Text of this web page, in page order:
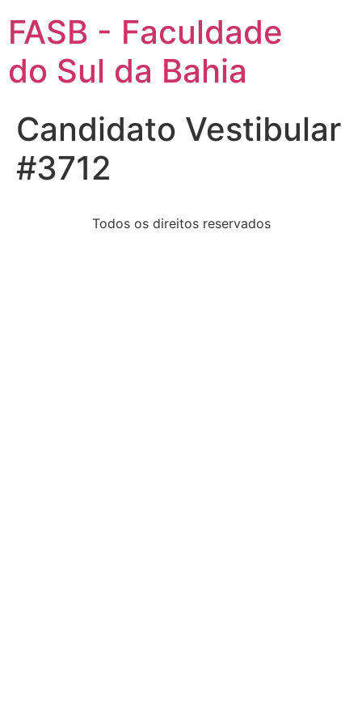
FASB - Faculdade
do Sul da Bahia
Candidato Vestibular
#3712
Todos os direitos reservados